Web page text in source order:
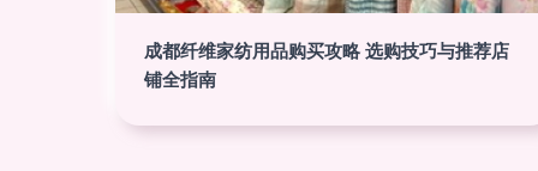
成都纤维家纺用品购买攻略 选购技巧与推荐店
铺全指南